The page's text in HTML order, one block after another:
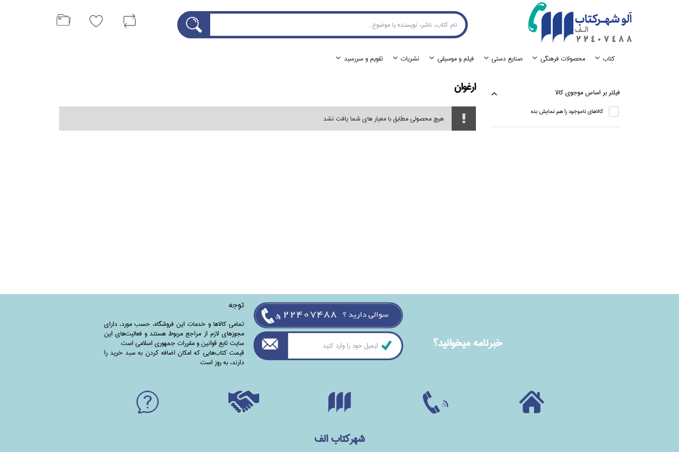
كتاب محصولات فرهنگي صنايع دستي فيلم و موسيقي نشريات تقويم و سررسيد
فيلتر بر اساس موجوي كالا
كالاهاي ناموجود را هم نمايش بده
ارغوان
هیچ محصولی مطابق با معیار های شما یافت نشد
خبرنامه ميخوانيد؟
توجه
تمامی‌ کالاها و خدمات این فروشگاه، حسب مورد،‌ دارای
مجوزهای لازم از مراجع مربوط هستند ‌و‌‌ فعالیت‌های این
سایت تابع قوانین و مقررات جمهوری اسلامی است.
قیمت کتاب‌هایی که امکان اضافه کردن به سبد خرید را
دارند،‌ به روز است.
شهرکتاب الف